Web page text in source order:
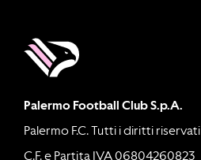
Palermo Football Club S.p.A.
Palermo F.C. Tutti i diritti riservati
C.F. e Partita IVA 06804260823